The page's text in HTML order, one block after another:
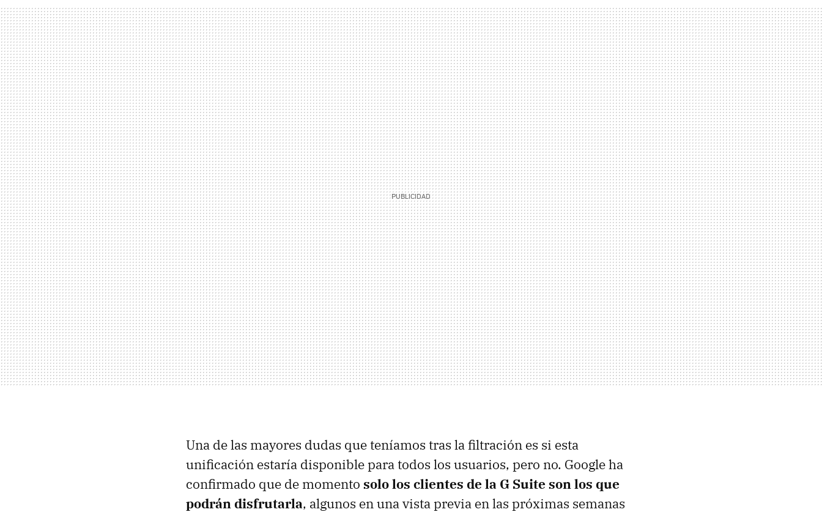
Una de las mayores dudas que teníamos tras la filtración es si esta
unificación estaría disponible para todos los usuarios, pero no. Google ha
confirmado que de momento solo los clientes de la G Suite son los que
podrán disfrutarla, algunos en una vista previa en las próximas semanas